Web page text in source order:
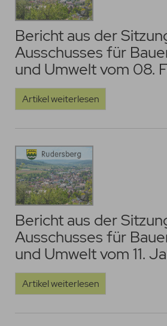
Bericht aus der
Ausschusses für
und Umwelt vom 08.
Artikel weiterlesen
Bericht aus der
Ausschusses für
und Umwelt vom 11.
Artikel weiterlesen